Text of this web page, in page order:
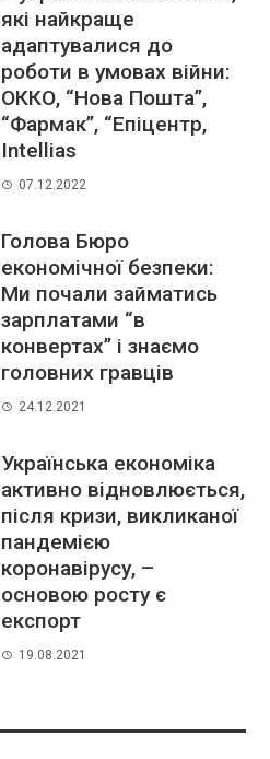
які найкраще
адаптувалися до
роботи в умовах війни:
ОККО, “Нова Пошта”,
“Фармак”, “Епіцентр,
Intellias
07.12.2022
Голова Бюро
економічної безпеки:
Ми почали займатись
зарплатами “в
конвертах” і знаємо
головних гравців
24.12.2021
Українська економіка
активно відновлюється,
після кризи, викликаної
пандемією
коронавірусу, –
основою росту є
експорт
19.08.2021